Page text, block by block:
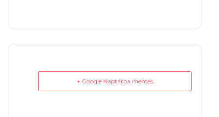
+ Google Naptárba mentés